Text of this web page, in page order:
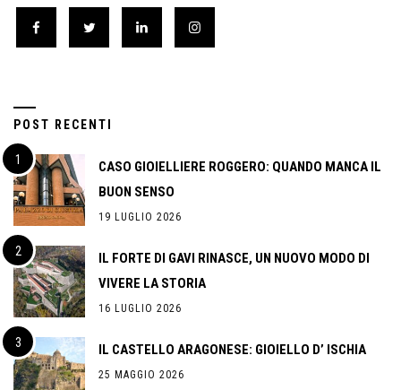
POST RECENTI
CASO GIOIELLIERE ROGGERO: QUANDO MANCA IL
BUON SENSO
19 LUGLIO 2026
IL FORTE DI GAVI RINASCE, UN NUOVO MODO DI
VIVERE LA STORIA
16 LUGLIO 2026
IL CASTELLO ARAGONESE: GIOIELLO D’ ISCHIA
25 MAGGIO 2026